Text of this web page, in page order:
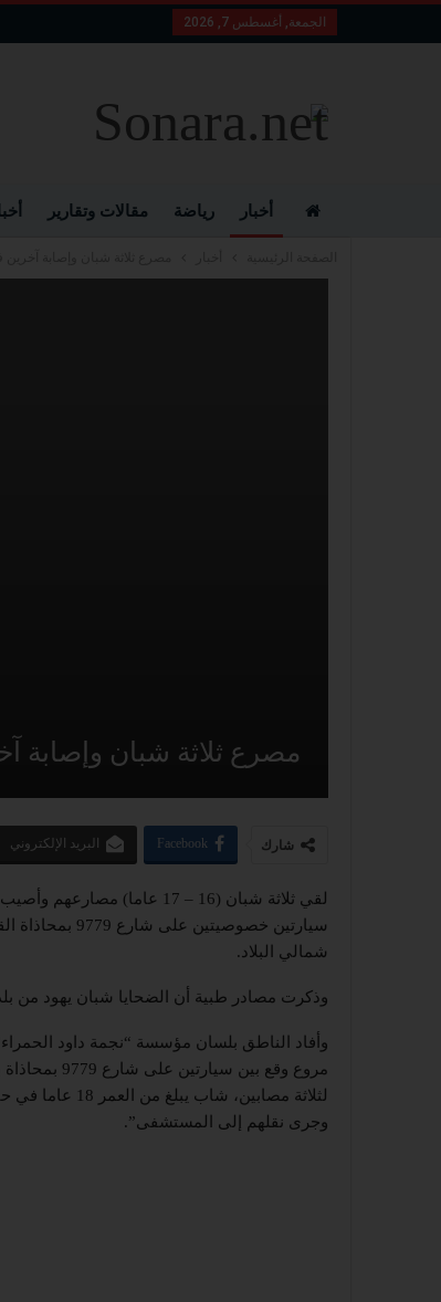
الجمعة, أغسطس 7, 2026
أخبار رياضة مقالات وتقارير
مصرع ثلاثة شبان وإصابة
شارك Facebook البريد الإلكتروني
لقي ثلاثة شبان (16 – 17
سيارتين
شمالي البلاد.
وذكرت مصادر طبية أن الضحايا شبان يهود من
مروع وقع
لثلاثة
وجرى نقلهم إلى المستشفى”.